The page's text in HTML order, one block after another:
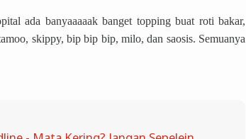
ada banyaaaaak banget topping buat roti bakar,
skippy, bip bip bip, milo, dan saosis. Semuanya